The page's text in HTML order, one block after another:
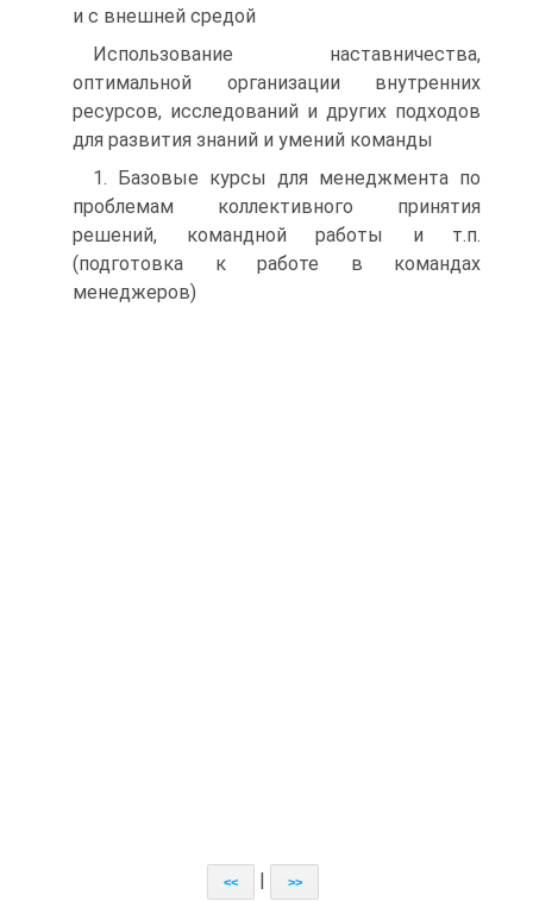
и с внешней средой
Использование наставничества,
оптимальной организации внутренних
ресурсов, исследований и других подходов
для развития знаний и умений команды
1. Базовые курсы для менеджмента по
проблемам коллективного принятия
решений, командной работы и т.п.
(подготовка к работе в командах
менеджеров)
<< >>